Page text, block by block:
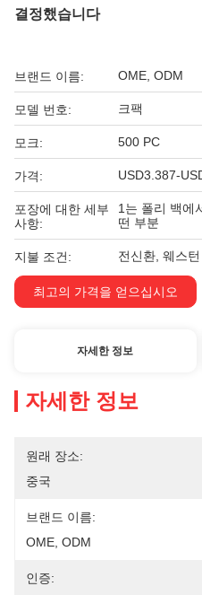
결정했습니다
브랜드 이름: OME, ODM
모델 번호: 크팩
모크: 500 PC
가격: USD3.387-
포장에 대한 세부
사항:
1는 폴리 백에
떤 부분
지불 조건: 전신환, 웨스
최고의 가격을 얻으십시오
자세한 정보
자세한 정보
원래 장소:
중국
브랜드 이름:
OME, ODM
인증: